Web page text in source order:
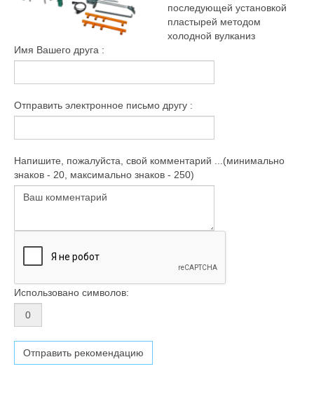
последующей установкой
пластырей методом
холодной вулканиз
Имя Вашего друга :
Отправить электронное письмо другу :
Напишите, пожалуйста, свой комментарий ...(минимально
знаков - 20, максимально знаков - 250)
Использовано символов: